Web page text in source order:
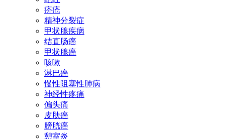
疥疮
精神分裂症
甲状腺疾病
结直肠癌
甲状腺癌
咳嗽
淋巴癌
慢性阻塞性肺病
神经性疼痛
偏头痛
皮肤癌
膀胱癌
憩室炎